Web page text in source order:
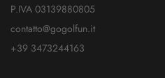
P.IVA 03139880805
contatto@gogolfun.it
+39 3473244163